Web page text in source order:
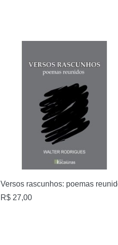
Versos rascunhos: poemas
R$27,00